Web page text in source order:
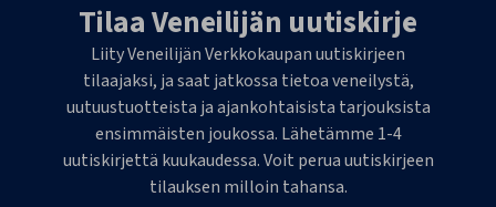
Tilaa Veneilijän uutiskirje
Liity Veneilijän Verkkokaupan uutiskirjeen
tilaajaksi, ja saat jatkossa tietoa veneilystä,
uutuustuotteista ja ajankohtaisista tarjouksista
ensimmäisten joukossa. Lähetämme 1-4
uutiskirjettä kuukaudessa. Voit perua uutiskirjeen
tilauksen milloin tahansa.